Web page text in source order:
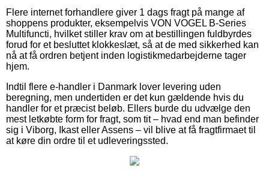
Flere internet forhandlere giver 1 dags fragt på mange af
shoppens produkter, eksempelvis VON VOGEL B-Series
Multifuncti, hvilket stiller krav om at bestillingen fuldbyrdes
forud for et besluttet klokkeslæt, så at de med sikkerhed kan
nå at få ordren betjent inden logistikmedarbejderne tager
hjem.
Indtil flere e-handler i Danmark lover levering uden
beregning, men undertiden er det kun gældende hvis du
handler for et præcist beløb. Ellers burde du udvælge den
mest letkøbte form for fragt, som tit – hvad end man befinder
sig i Viborg, Ikast eller Assens – vil blive at få fragtfirmaet til
at køre din ordre til et udleveringssted.